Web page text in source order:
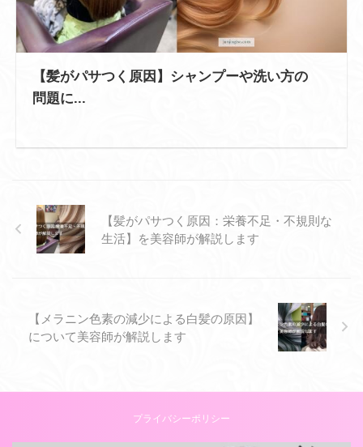
【髪がパサつく原因】シャンプーや洗い方の
問題に...
【髪がパサつく原因：栄養不足・不規則な
生活】を美容師が解説します
【メラニン色素の減少による白髪の原因】
について美容師が解説します
プライバシーポリシー